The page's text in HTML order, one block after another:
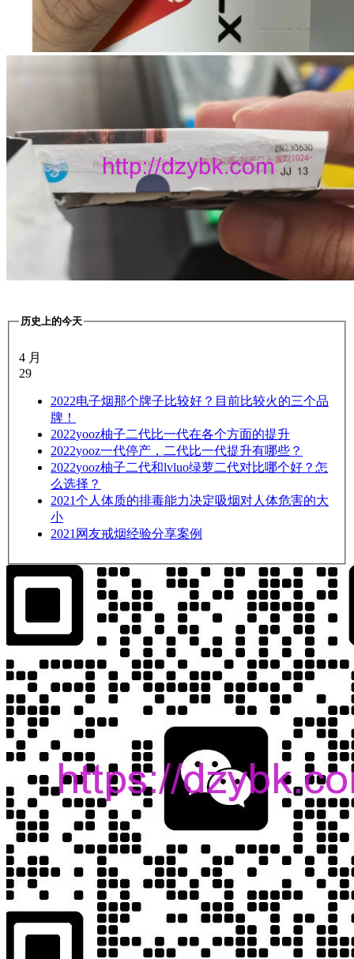
历史上的今天
4 月
29
2022电子烟那个牌子比较好？目前比较火的三个品
牌！
2022yooz柚子二代比一代在各个方面的提升
2022yooz一代停产，二代比一代提升有哪些？
2022yooz柚子二代和lvluo绿萝二代对比哪个好？怎
么选择？
2021个人体质的排毒能力决定吸烟对人体危害的大
小
2021 网友戒烟经验分享案例